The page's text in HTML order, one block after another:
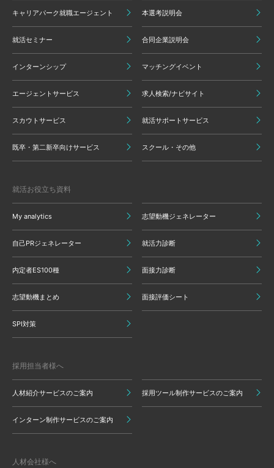
キャリアパーク就職エージェント 本選考説明会
就活セミナー 合同企業説明会
インターンシップ マッチングイベント
エージェントサービス 求人検索/ナビサイト
スカウトサービス 就活サポートサービス
既卒・第二新卒向けサービス スクール・その他
就活お役立ち資料
My analytics 志望動機ジェネレーター
自己PRジェネレーター 就活力診断
内定者ES100種 面接力診断
志望動機まとめ 面接評価シート
SPI対策
採用担当者様へ
人材紹介サービスのご案内 採用ツール制作サービスのご案内
インターン制作サービスのご案内
人材会社様へ